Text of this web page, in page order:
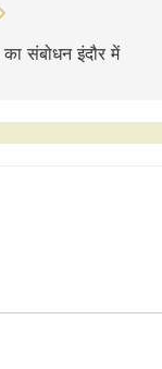
संबोधन इंदौर में